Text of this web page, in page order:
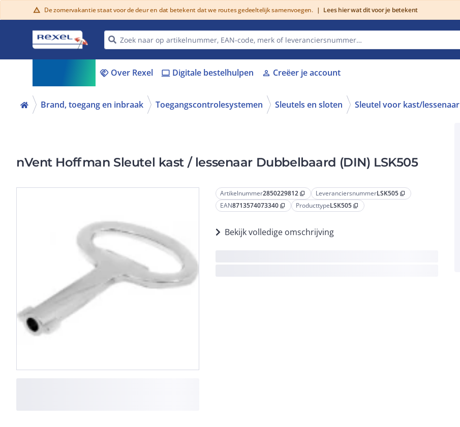
warning De zomervakantie staat voor de deur en dat betekent dat we routes gedeeltelijk samenvoegen. | Lees hier wat dit voor je betekent
handshake Over Rexel laptop Digitale bestelhulpen person Creëer je account
Brand, toegang en inbraak Toegangscontrolesystemen Sleutels en sloten Sleutel voor kast/lessenaar
nVent Hoffman Sleutel kast / lessenaar Dubbelbaard (DIN) LSK505
Artikelnummer2850229812 content_copy LeveranciersnummerLSK505 content_copy
EAN8713574073340 content_copy ProducttypeLSK505 content_copy
Bekijk volledige omschrijving